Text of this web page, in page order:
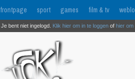
frontpage sport games film & tv
Je bent niet ingelogd. Klik hier om in te loggen of hier om